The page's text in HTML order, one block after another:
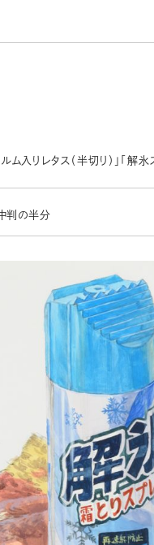
ム入りレタス（半切り）」「解氷
判の半分